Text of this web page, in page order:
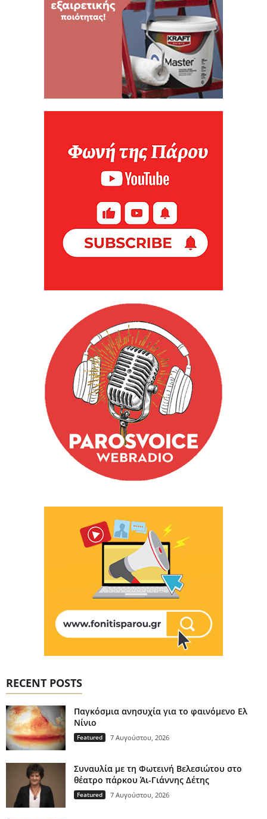
RECENT POSTS
Παγκόσμια ανησυχία για το φαινόμενο Ελ
Νίνιο
Featured 7 Αυγούστου, 2026
Συναυλία με τη Φωτεινή Βελεσιώτου στο
θέατρο πάρκου Άι-Γιάννης Δέτης
Featured 7 Αυγούστου, 2026